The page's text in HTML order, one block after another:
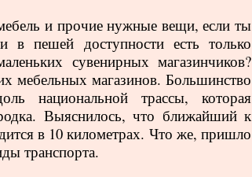
и прочие нужные вещи, если ты
пешей доступности есть только
сувенирных магазинчиков?
мебельных магазинов. Большинство
национальной трассы, которая
Выяснилось, что ближайший к
в 10 километрах. Что же, пришло
транспорта.